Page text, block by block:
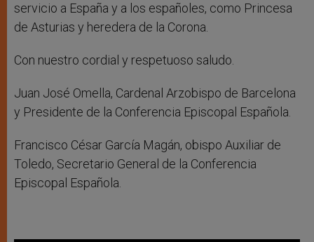
servicio a España y a los españoles, como Princesa
de Asturias y heredera de la Corona.
Con nuestro cordial y respetuoso saludo.
Juan José Omella, Cardenal Arzobispo de Barcelona
y Presidente de la Conferencia Episcopal Española.
Francisco César García Magán, obispo Auxiliar de
Toledo, Secretario General de la Conferencia
Episcopal Española.